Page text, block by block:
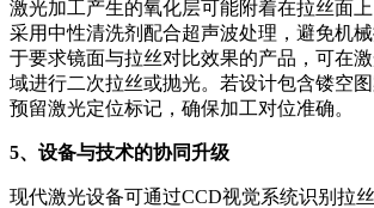
激光加工产生的氧化层可能附着在拉丝面
采用中性清洗剂配合超声波处理，避免机
于要求镜面与拉丝对比效果的产品，可在
域进行二次拉丝或抛光。若设计包含镂空
预留激光定位标记，确保加工对位准确。
5、设备与技术的协同升级
现代激光设备可通过CCD视觉系统识别拉